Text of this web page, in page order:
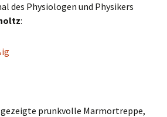
des Physiologen und Physikers
:
gezeigte prunkvolle Marmortreppe,